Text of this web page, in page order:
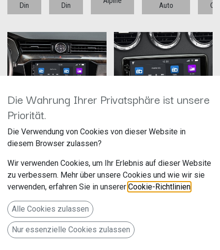
Din
Din
Auto
D9-55 Premium Flex VW Passat
Premium Flex 32 GB
Das Infotainment-Upgrade für
Dynavin 9 Premium
299,00€
Artikelnummer: D8-TT PR 160
GB
9-Zoll Android
Navigationssystem D8-TT
699,00
Die Wahrung Ihrer Privatsphäre ist unsere
Priorität.
Die Verwendung von Cookies von dieser Website in
diesem Browser zulassen?
Wir verwenden Cookies, um Ihr Erlebnis auf dieser Website
zu verbessern. Mehr über unsere Cookies und wie wir sie
verwenden, erfahren Sie in unserer Cookie-Richtlinien
Alle Cookies zulassen
Nur essenzielle Cookies zulassen